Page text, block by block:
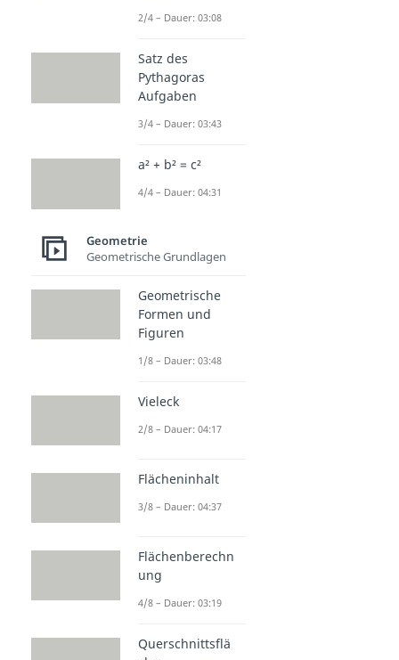
2/4 – Dauer: 03:08
Satz des
Pythagoras
Aufgaben
3/4 – Dauer: 03:43
a² + b² = c²
4/4 – Dauer: 04:31
Geometrie
Geometrische Grundlagen
Geometrische
Formen und
Figuren
1/8 – Dauer: 03:48
Vieleck
2/8 – Dauer: 04:17
Flächeninhalt
3/8 – Dauer: 04:37
Flächenberechn
ung
4/8 – Dauer: 03:19
Querschnittsflä